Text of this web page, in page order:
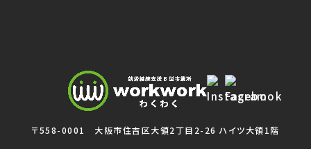
〒558-0001 大阪市住吉区大領2丁目2-26 ハイツ大領1階